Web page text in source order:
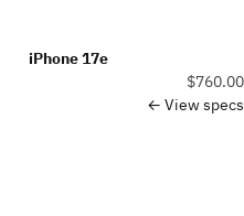
iPhone 17e
$760.00
View specs ←